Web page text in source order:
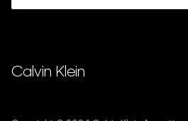
Calvin Klein